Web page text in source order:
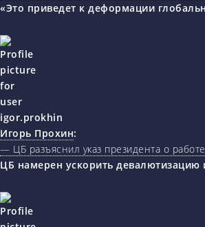
«Это приведет к деформации
Игорь Прохин:
— ЦБ разъяснил указ президента о
ЦБ намерен ускорить девалютизацию